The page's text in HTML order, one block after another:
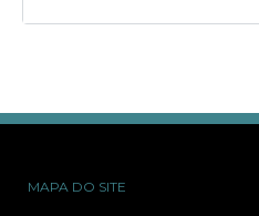
MAPA DO SITE